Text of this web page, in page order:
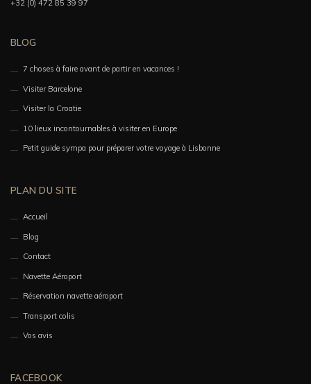
+32 (0) 472 85 39 97
BLOG
7 choses à faire avant de partir en vacances !
Visiter Barcelone
Visiter la Croatie
10 lieux incontournables à visiter en Europe
Petit guide sympa pour préparer votre voyage à Lisbonne
PLAN DU SITE
Accueil
Blog
Contact
Navette Aéroport
Réservation navette aéroport
Transport colis
Vos avis
FACEBOOK